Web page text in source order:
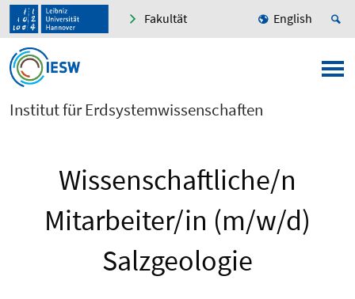
Fakultät English
Institut für Erdsystemwissenschaften
Wissenschaftliche/n
Mitarbeiter/in (m/w/d)
Salzgeologie